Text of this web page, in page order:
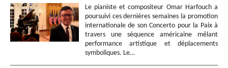
Le pianiste et compositeur Omar Harfouch a
poursuivi ces dernières semaines la promotion
internationale de son Concerto pour la Paix à
travers une séquence américaine mêlant
performance artistique et déplacements
symboliques. Le…